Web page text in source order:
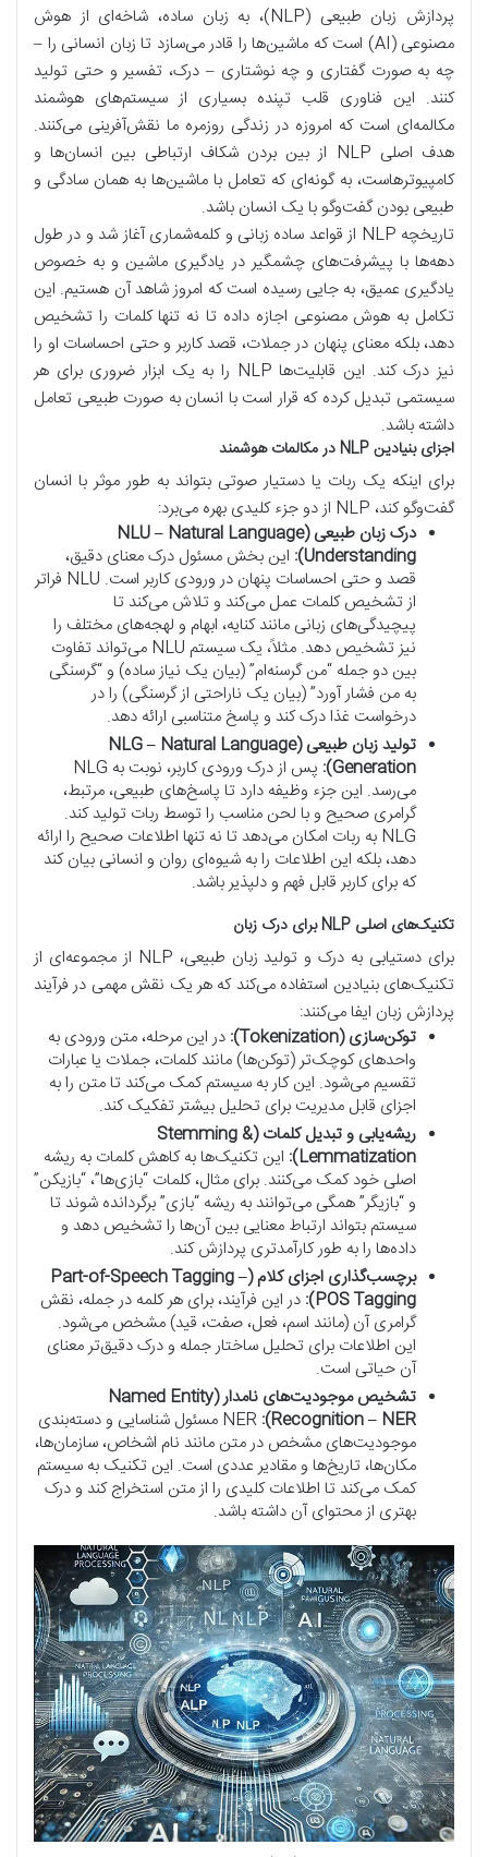
پردازش زبان طبیعی (NLP)، به زبان ساده، شاخه‌ای از هوش
مصنوعی (AI) است که ماشین‌ها را قادر می‌سازد تا زبان انسانی را –
چه به صورت گفتاری و چه نوشتاری – درک، تفسیر و حتی تولید
کنند. این فناوری قلب تپنده بسیاری از سیستم‌های هوشمند
مکالمه‌ای است که امروزه در زندگی روزمره ما نقش‌آفرینی می‌کنند.
هدف اصلی NLP از بین بردن شکاف ارتباطی بین انسان‌ها و
کامپیوترهاست، به گونه‌ای که تعامل با ماشین‌ها به همان سادگی و
طبیعی بودن گفت‌وگو با یک انسان باشد.
تاریخچه NLP از قواعد ساده زبانی و کلمه‌شماری آغاز شد و در طول
دهه‌ها با پیشرفت‌های چشمگیر در یادگیری ماشین و به خصوص
یادگیری عمیق، به جایی رسیده است که امروز شاهد آن هستیم. این
تکامل به هوش مصنوعی اجازه داده تا نه تنها کلمات را تشخیص
دهد، بلکه معنای پنهان در جملات، قصد کاربر و حتی احساسات او را
نیز درک کند. این قابلیت‌ها NLP را به یک ابزار ضروری برای هر
سیستمی تبدیل کرده که قرار است با انسان به صورت طبیعی تعامل
داشته باشد.
اجزای بنیادین NLP در مکالمات هوشمند
برای اینکه یک ربات یا دستیار صوتی بتواند به طور موثر با انسان
گفت‌وگو کند، NLP از دو جزء کلیدی بهره می‌برد:
درک زبان طبیعی (NLU – Natural Language
Understanding): این بخش مسئول درک معنای دقیق،
قصد و حتی احساسات پنهان در ورودی کاربر است. NLU فراتر
از تشخیص کلمات عمل می‌کند و تلاش می‌کند تا
پیچیدگی‌های زبانی مانند کنایه، ابهام و لهجه‌های مختلف را
نیز تشخیص دهد. مثلاً، یک سیستم NLU می‌تواند تفاوت
بین دو جمله “من گرسنه‌ام” (بیان یک نیاز ساده) و “گرسنگی
به من فشار آورد” (بیان یک ناراحتی از گرسنگی) را در
درخواست غذا درک کند و پاسخ متناسبی ارائه دهد.
تولید زبان طبیعی (NLG – Natural Language
Generation):
پس از درک ورودی کاربر، نوبت به NLG
می‌رسد. این جزء وظیفه دارد تا پاسخ‌های طبیعی، مرتبط،
گرامری صحیح و با لحن مناسب را توسط ربات تولید کند.
NLG به ربات امکان می‌دهد تا نه تنها اطلاعات صحیح را ارائه
دهد، بلکه این اطلاعات را به شیوه‌ای روان و انسانی بیان کند
که برای کاربر قابل فهم و دلپذیر باشد.
تکنیک‌های اصلی NLP برای درک زبان
برای دستیابی به درک و تولید زبان طبیعی، NLP از مجموعه‌ای از
تکنیک‌های بنیادین استفاده می‌کند که هر یک نقش مهمی در فرآیند
پردازش زبان ایفا می‌کنند:
توکن‌سازی (Tokenization):
در این مرحله، متن ورودی به
واحدهای کوچک‌تر (توکن‌ها) مانند کلمات، جملات یا عبارات
تقسیم می‌شود. این کار به سیستم کمک می‌کند تا متن را به
اجزای قابل مدیریت برای تحلیل بیشتر تفکیک کند.
ریشه‌یابی و تبدیل کلمات (Stemming &
Lemmatization): این تکنیک‌ها به کاهش کلمات به ریشه
اصلی خود کمک می‌کنند. برای مثال، کلمات “بازی‌ها”، “بازیکن”
و “بازیگر” همگی می‌توانند به ریشه “بازی” برگردانده شوند تا
سیستم بتواند ارتباط معنایی بین آن‌ها را تشخیص دهد و
داده‌ها را به طور کارآمدتری پردازش کند.
برچسب‌گذاری اجزای کلام (Part-of-Speech Tagging –
POS Tagging): در این فرآیند، برای هر کلمه در جمله، نقش
گرامری آن (مانند اسم، فعل، صفت، قید) مشخص می‌شود.
این اطلاعات برای تحلیل ساختار جمله و درک دقیق‌تر معنای
آن حیاتی است.
تشخیص موجودیت‌های نامدار (Named Entity
Recognition – NER):
NER مسئول شناسایی و دسته‌بندی
موجودیت‌های مشخص در متن مانند نام اشخاص، سازمان‌ها،
مکان‌ها، تاریخ‌ها و مقادیر عددی است. این تکنیک به سیستم
کمک می‌کند تا اطلاعات کلیدی را از متن استخراج کند و درک
بهتری از محتوای آن داشته باشد.